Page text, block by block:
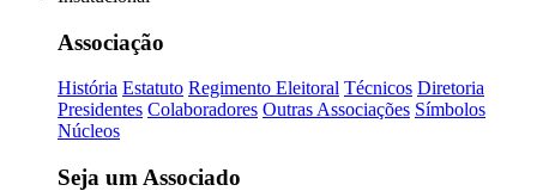
Associação
História Estatuto Regimento Eleitoral Técnicos Diretoria
Presidentes Colaboradores Outras Associações Símbolos
Núcleos
Seja um Associado